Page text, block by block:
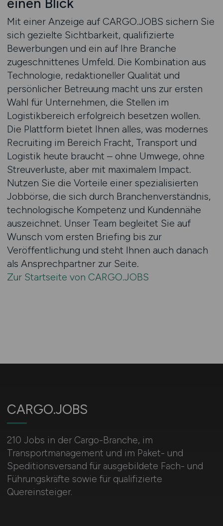
Mit einer Anzeige auf CARGO.JOBS sichern Sie
sich gezielte Sichtbarkeit, qualifizierte
Bewerbungen und ein auf Ihre Branche
zugeschnittenes Umfeld. Die Kombination aus
Technologie, redaktioneller Qualität und
persönlicher Betreuung macht uns zur ersten
Wahl für Unternehmen, die Stellen im
Logistikbereich erfolgreich besetzen wollen.
Die Plattform bietet Ihnen alles, was modernes
Recruiting im Bereich Fracht, Transport und
Logistik heute braucht – ohne Umwege, ohne
Streuverluste, aber mit maximalem Impact.
Nutzen Sie die Vorteile einer spezialisierten
Jobbörse, die sich durch Branchenverständnis,
technologische Kompetenz und Kundennähe
auszeichnet. Unser Team begleitet Sie auf
Wunsch vom ersten Briefing bis zur
Veröffentlichung und steht Ihnen auch danach
als Ansprechpartner zur Seite.
Zur Startseite von CARGO.JOBS
CARGO.JOBS
210 Jobs in der Cargo-Branche, im
Transportmanagement und im Paket- und
Speditionsversand für ausgebildete Fach- und
Führungskräfte sowie für qualifizierte
Quereinsteiger.